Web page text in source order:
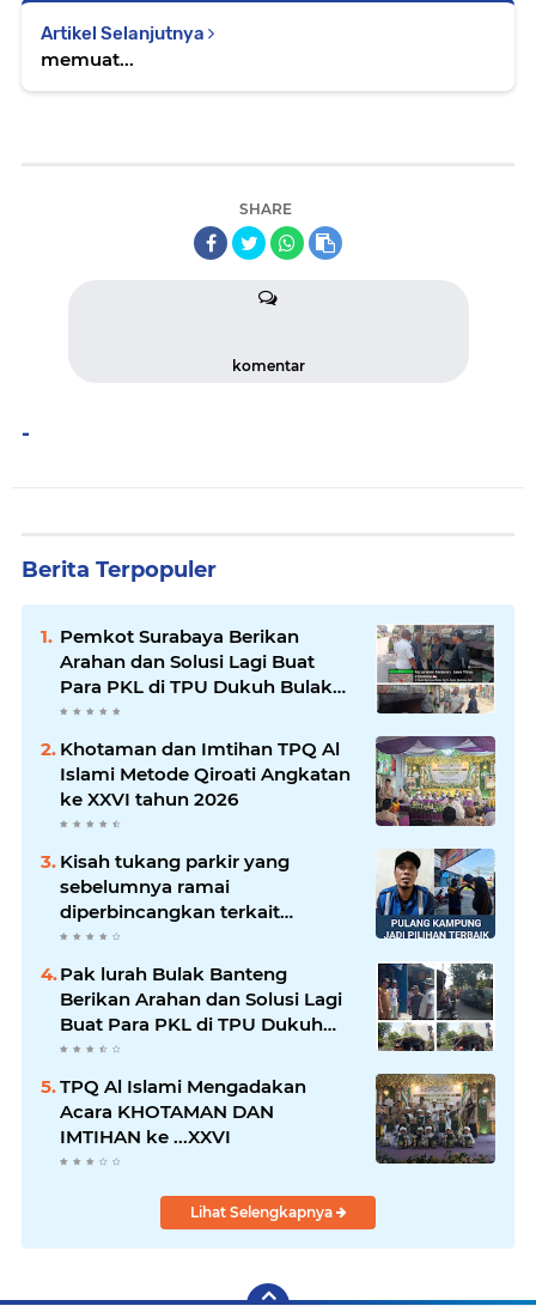
Artikel Selanjutnya
memuat...
SHARE
komentar
-
Berita Terpopuler
Pemkot Surabaya Berikan
Arahan dan Solusi Lagi Buat
Para PKL di TPU Dukuh Bulak
Banteng Surabaya
Khotaman dan Imtihan TPQ Al
Islami Metode Qiroati Angkatan
ke XXVI tahun 2026
Kisah tukang parkir yang
sebelumnya ramai
diperbincangkan terkait
persoalan parkir gratis di
kini memasuki babak baru.
Pak lurah Bulak Banteng
Berikan Arahan dan Solusi Lagi
Buat Para PKL di TPU Dukuh
Bulak Banteng Surabaya
TPQ Al Islami Mengadakan
Acara KHOTAMAN DAN
IMTIHAN ke ...XXVI
Lihat Selengkapnya